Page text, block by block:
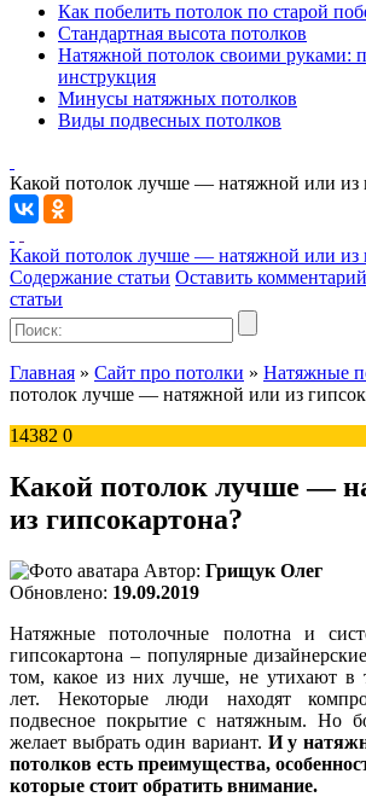
Как побелить потолок по старой
Стандартная высота потолков
Натяжной потолок своими руками:
инструкция
Минусы натяжных потолков
Виды подвесных потолков
Какой потолок лучше — натяжной или из
Какой потолок лучше — натяжной или из
Содержание статьи Оставить комментарий
статьи
Главная » Сайт про потолки » Натяжные
потолок лучше — натяжной или из
14382 0
Какой потолок лучше —
из гипсокартона?
Автор: Грищук Олег
Обновлено: 19.09.2019
Натяжные потолочные полотна и
гипсокартона – популярные
том, какое из них лучше, не утихают в
лет. Некоторые люди находят
подвесное покрытие с натяжным. Но
желает выбрать один вариант. И у
потолков есть преимущества,
которые стоит обратить внимание.